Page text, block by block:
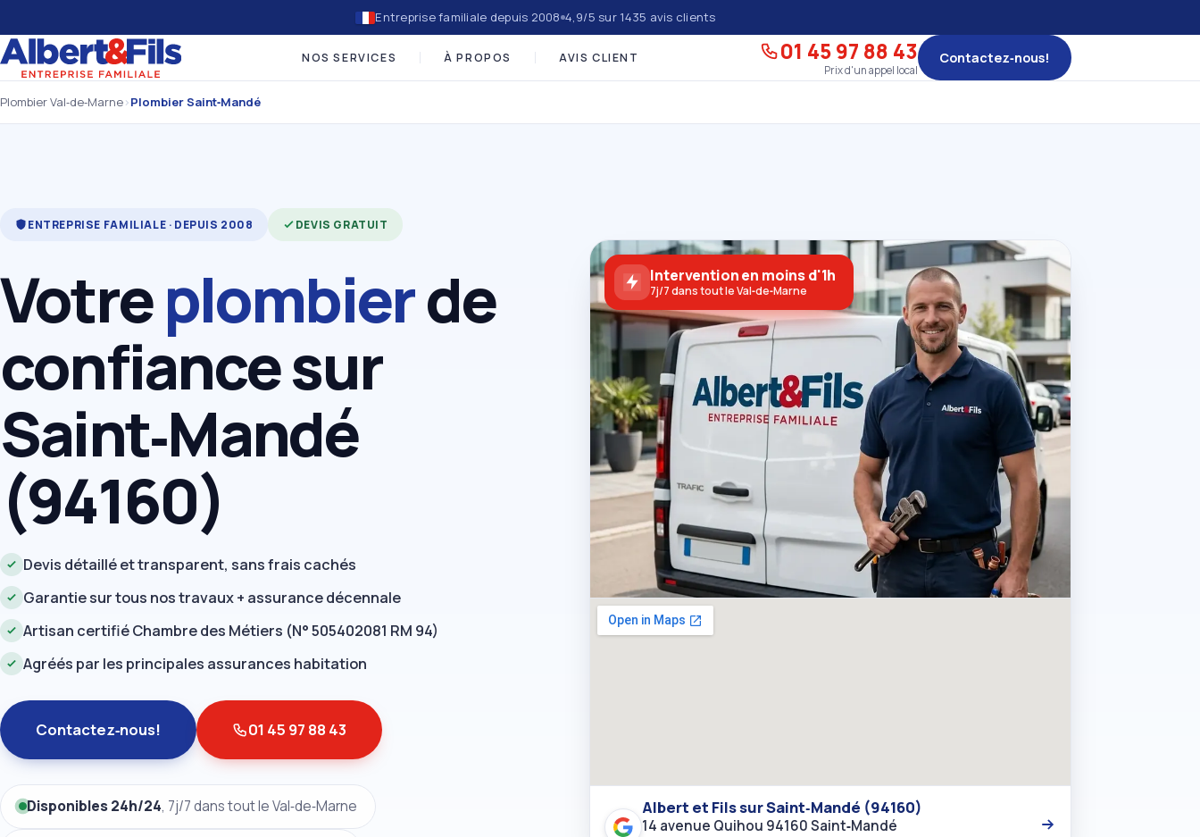
Entreprise familiale depuis 2008 4,9/5 sur 1435 avis clients
NOS SERVICES À PROPOS AVIS CLIENT 01 45 97 88 43
Prix d'un appel local
Contactez‑nous!
Plombier Val‑de‑Marne›Plombier Saint‑Mandé
ENTREPRISE FAMILIALE · DEPUIS 2008 DEVIS GRATUIT
Votreplombierde
confiance sur
Saint‑Mandé
(94160)
Devis détaillé et transparent, sans frais cachés
Garantie sur tous nos travaux + assurance décennale
Artisan certifié Chambre des Métiers (N° 505402081 RM 94)
Agréés par les principales assurances habitation
Contactez‑nous! 01 45 97 88 43
Disponibles 24h/24, 7j/7 dans tout le Val‑de‑Marne
Intervention en moins d'1h
7j/7 dans tout le Val‑de‑Marne
Albert et Fils sur Saint‑Mandé (94160)
14 avenue Quihou 94160 Saint‑Mandé